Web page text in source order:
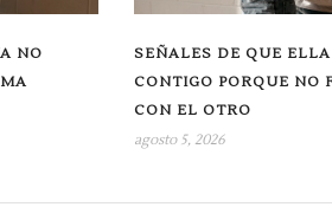
NO
SEÑALES DE QUE ELLA
CONTIGO PORQUE NO
CON EL OTRO
agosto 5, 2026